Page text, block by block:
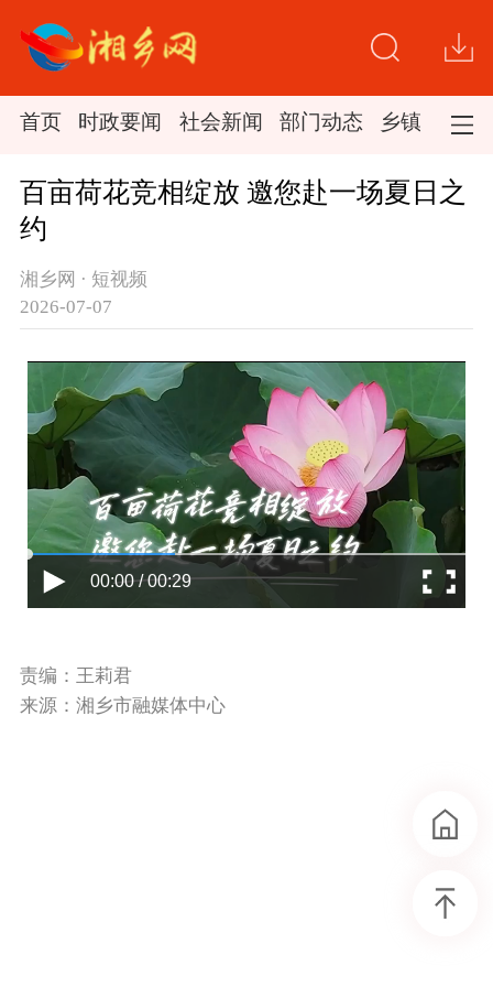
首页 时政要闻 社会新闻 部门动态 乡镇新闻
百亩荷花竞相绽放 邀您赴一场夏日之
约
湘乡网 · 短视频
2026-07-07
00:00 / 00:29
责编：王莉君
来源：湘乡市融媒体中心